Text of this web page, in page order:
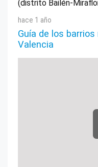
(distrito Bailén-
hace 1 año
Guía de los
Valencia